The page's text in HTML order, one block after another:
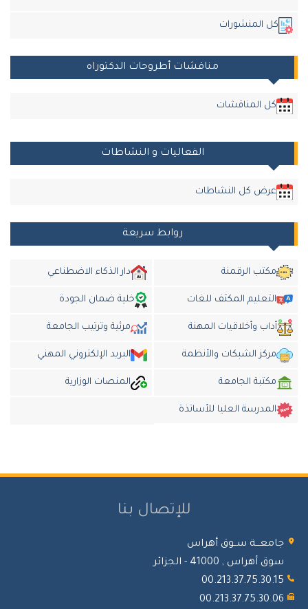
المنشورات
مناقشات أطروحات الدكتوراه
كل المناقشات
الفعاليات و النشاطات
عرض كل النشاطات
روابط سريعة
مكتب الرقمنة دار الذكاء الاضطناعي
التعليم المكثف للغات خلية ضمان الجودة
وأخلاقيات المهنة مرئية وترتيب الجامعة
مركز الشبكات والأنظمة البريد الإلكتروني المهني
مكتبة الجامعة المنصات الوزارية
المدرسة العليا للأساتذة
للإتصال بنا
ســوق أهراس
أهراس , 41000 - الجزائر